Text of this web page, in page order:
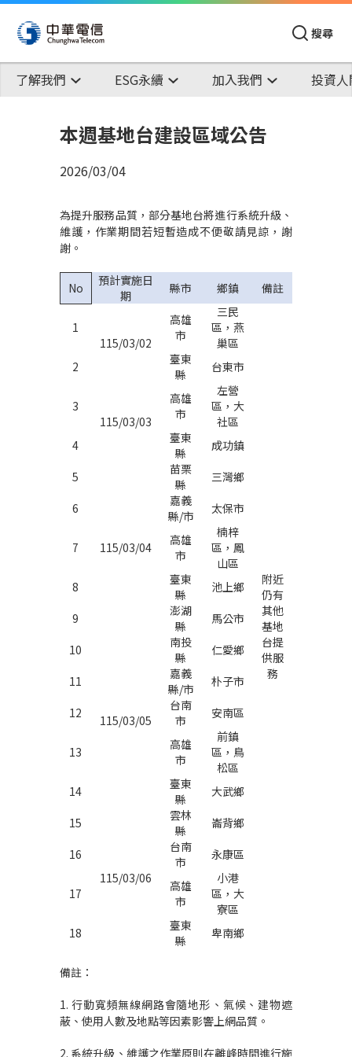
搜尋
了解我們 ESG永續 加入我們 投資
本週基地台建設區域公告
2026/03/04
為提升服務品質，部分基地台將進行系統升級、
維護，作業期間若短暫造成不便敬請見諒，謝
謝。
No
預計實施日
期
縣市 鄉鎮 備註
1
115/03/02
高雄
市
三民
區，燕
巢區
附近
仍有
其他
基地
台提
供服
務
2
臺東
縣
台東市
3
115/03/03
高雄
市
左營
區，大
社區
4
臺東
縣
成功鎮
5
115/03/04
苗栗
縣
三灣鄉
6
嘉義
縣/市 太保市
7
高雄
市
楠梓
區，鳳
山區
8
臺東
縣
池上鄉
9
澎湖
縣
馬公市
10
115/03/05
南投
縣
仁愛鄉
11
嘉義
縣/市
朴子市
12
台南
市
安南區
13
高雄
市
前鎮
區，鳥
松區
14
臺東
縣
大武鄉
15
115/03/06
雲林
縣
崙背鄉
16
台南
市
永康區
17
高雄
市
小港
區，大
寮區
18
臺東
縣
卑南鄉
備註：
1. 行動寬頻無線網路會隨地形、氣候、建物遮
蔽、使用人數及地點等因素影響上網品質。
2. 系統升級、維護之作業原則在離峰時間進行施